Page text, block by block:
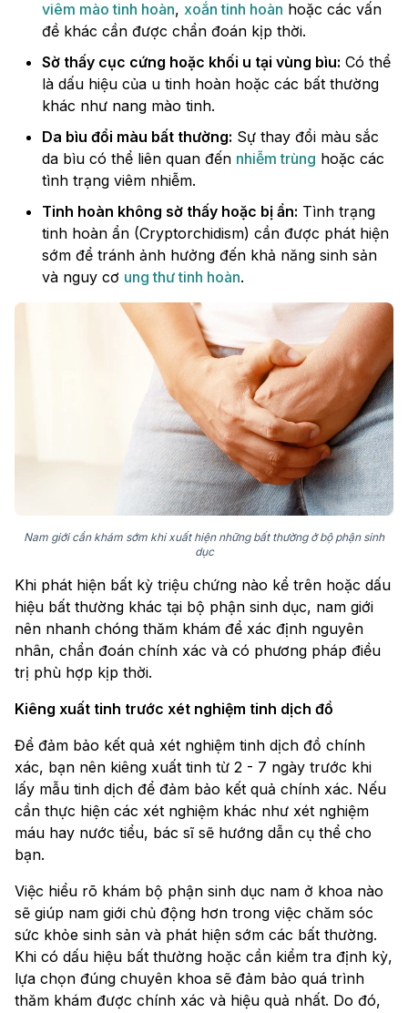
viêm mào tinh hoàn, xoắn tinh hoàn hoặc các vấn
đề khác cần được chẩn đoán kịp thời.
Sờ thấy cục cứng hoặc khối u tại vùng bìu: Có thể
là dấu hiệu của u tinh hoàn hoặc các bất thường
khác như nang mào tinh.
Da bìu đổi màu bất thường: Sự thay đổi màu sắc
da bìu có thể liên quan đến nhiễm trùng hoặc các
tình trạng viêm nhiễm.
Tinh hoàn không sờ thấy hoặc bị ẩn: Tình trạng
tinh hoàn ẩn (Cryptorchidism) cần được phát hiện
sớm để tránh ảnh hưởng đến khả năng sinh sản
và nguy cơ ung thư tinh hoàn.
Nam giới cần khám sớm khi xuất hiện những bất thường ở bộ phận sinh
dục
Khi phát hiện bất kỳ triệu chứng nào kể trên hoặc dấu
hiệu bất thường khác tại bộ phận sinh dục, nam giới
nên nhanh chóng thăm khám để xác định nguyên
nhân, chẩn đoán chính xác và có phương pháp điều
trị phù hợp kịp thời.
Kiêng xuất tinh trước xét nghiệm tinh dịch đồ
Để đảm bảo kết quả xét nghiệm tinh dịch đồ chính
xác, bạn nên kiêng xuất tinh từ 2 - 7 ngày trước khi
lấy mẫu tinh dịch để đảm bảo kết quả chính xác. Nếu
cần thực hiện các xét nghiệm khác như xét nghiệm
máu hay nước tiểu, bác sĩ sẽ hướng dẫn cụ thể cho
bạn.
Việc hiểu rõ khám bộ phận sinh dục nam ở khoa nào
sẽ giúp nam giới chủ động hơn trong việc chăm sóc
sức khỏe sinh sản và phát hiện sớm các bất thường.
Khi có dấu hiệu bất thường hoặc cần kiểm tra định kỳ,
lựa chọn đúng chuyên khoa sẽ đảm bảo quá trình
thăm khám được chính xác và hiệu quả nhất. Do đó,